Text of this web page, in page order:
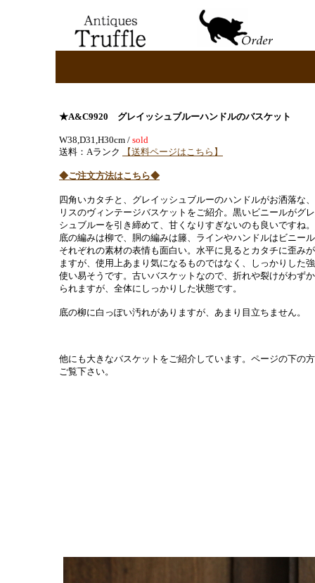
★A&C9920 グレイッシュブルーハンドルのバスケット
W38,D31,H30cm / sold
送料：Aランク
【送料ページはこちら】
◆ご注文方法はこちら◆
四角いカタチと、 グレイッシュブルーのハンドルがお洒落な
リスのヴィンテージバスケットをご紹介。黒いビニールがグ
シュブルーを引き締めて、甘くなりすぎないのも良いですね
底の編みは柳で、胴の編みは籐、ラインやハンドルはビニー
それぞれの素材の表情も面白い。水平に見るとカタチに歪み
ますが、使用上あまり気になるものではなく、しっかりした
使い易そうです。古いバスケットなので、折れや裂けがわず
られますが、全体にしっかりした状態です。
底の柳に白っぽい汚れがありますが、あまり目立ちません。
他にも大きなバスケットをご紹介しています。ページの下の
ご覧下さい。